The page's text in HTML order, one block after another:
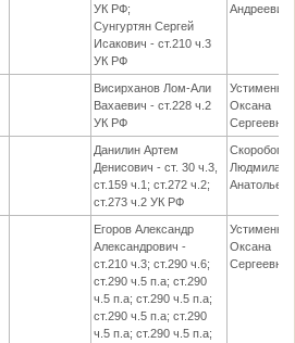
УК РФ;
Сунгуртян Сергей
Исакович - ст.210 ч.3
УК РФ
Андреевич
Висирханов Лом-Али
Вахаевич - ст.228 ч.2
УК РФ
Устименко
Оксана
Сергеевна
Данилин Артем
Денисович - ст. 30 ч.3,
ст.159 ч.1; ст.272 ч.2;
ст.273 ч.2 УК РФ
Людмила
Егоров Александр
Александрович -
ст.210 ч.3; ст.290 ч.6;
ст.290 ч.5 п.а; ст.290
ч.5 п.а; ст.290 ч.5 п.а;
ст.290 ч.5 п.а; ст.290
ч.5 п.а; ст.290 ч.5 п.а;
Устименко
Оксана
Сергеевна